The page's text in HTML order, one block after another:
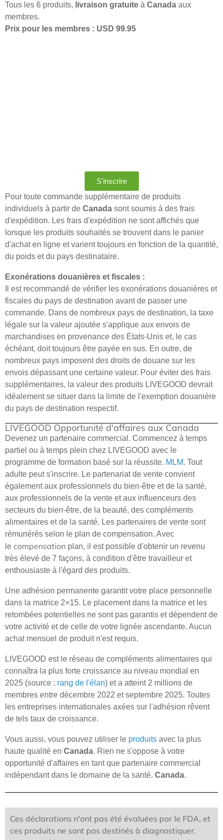
Tous les 6 produits, livraison gratuite à Canada aux
membres.
Prix pour les membres : USD 99.95
S'inscrire
Pour toute commande supplémentaire de produits
individuels à partir de Canada sont soumis à des frais
d'expédition. Les frais d'expédition ne sont affichés que
lorsque les produits souhaités se trouvent dans le panier
d'achat en ligne et varient toujours en fonction de la quantité,
du poids et du pays destinataire.
Exonérations douanières et fiscales :
Il est recommandé de vérifier les exonérations douanières et
fiscales du pays de destination avant de passer une
commande. Dans de nombreux pays de destination, la taxe
légale sur la valeur ajoutée s'applique aux envois de
marchandises en provenance des États-Unis et, le cas
échéant, doit toujours être payée en sus. En outre, de
nombreux pays imposent des droits de douane sur les
envois dépassant une certaine valeur. Pour éviter des frais
supplémentaires, la valeur des produits LIVEGOOD devrait
idéalement se situer dans la limite de l'exemption douanière
du pays de destination respectif.
LIVEGOOD Opportunité d'affaires aux Canada
Devenez un partenaire commercial. Commencez à temps
partiel ou à temps plein chez LIVEGOOD avec le
programme de formation basé sur la réussite. MLM. Tout
adulte peut s'inscrire. Le partenariat de vente convient
également aux professionnels du bien-être et de la santé,
aux professionnels de la vente et aux influenceurs des
secteurs du bien-être, de la beauté, des compléments
alimentaires et de la santé. Les partenaires de vente sont
rémunérés selon le plan de compensation. Avec
le compensation plan, il est possible d'obtenir un revenu
très élevé de 7 façons, à condition d'être travailleur et
enthousiaste à l'égard des produits.
Une adhésion permanente garantit votre place personnelle
dans la matrice 2×15. Le placement dans la matrice et les
retombées potentielles ne sont pas garantis et dépendent de
votre activité et de celle de votre lignée ascendante. Aucun
achat mensuel de produit n'est requis.
LIVEGOOD est le réseau de compléments alimentaires qui
connaîtra la plus forte croissance au niveau mondial en
2025 (source : rang de l'élan) et a atteint 2 millions de
membres entre décembre 2022 et septembre 2025. Toutes
les entreprises internationales axées sur l'adhésion rêvent
de tels taux de croissance.
Vous aussi, vous pouvez utiliser le produits avec la plus
haute qualité en Canada. Rien ne s'oppose à votre
opportunité d'affaires en tant que partenaire commercial
indépendant dans le domaine de la santé. Canada.
Ces déclarations n'ont pas été évaluées par le FDA, et
ces produits ne sont pas destinés à diagnostiquer,